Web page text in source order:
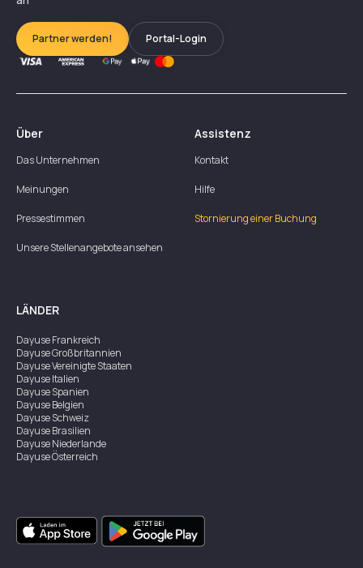
Partner werden! Portal-Login
Über
Das Unternehmen
Meinungen
Pressestimmen
Unsere Stellenangebote ansehen
Assistenz
Kontakt
Hilfe
Stornierung einer Buchung
LÄNDER
DayuseFrankreich
DayuseGroßbritannien
DayuseVereinigte Staaten
DayuseItalien
DayuseSpanien
DayuseBelgien
DayuseSchweiz
DayuseBrasilien
DayuseNiederlande
DayuseÖsterreich
DayuseSingapur
DayuseZweden
DayuseThailand